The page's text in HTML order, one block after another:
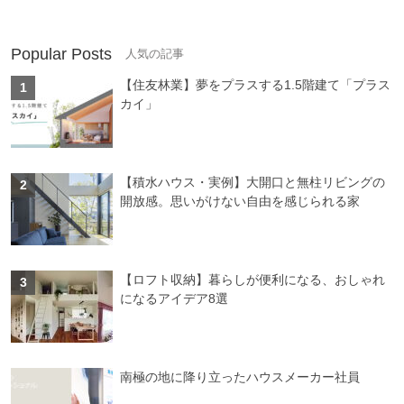
Popular Posts
【住友林業】夢をプラスする1.5階建て「プラス
カイ」
【積水ハウス・実例】大開口と無柱リビングの
開放感。思いがけない自由を感じられる家
【ロフト収納】暮らしが便利になる、おしゃれ
になるアイデア8選
南極の地に降り立ったハウスメーカー社員